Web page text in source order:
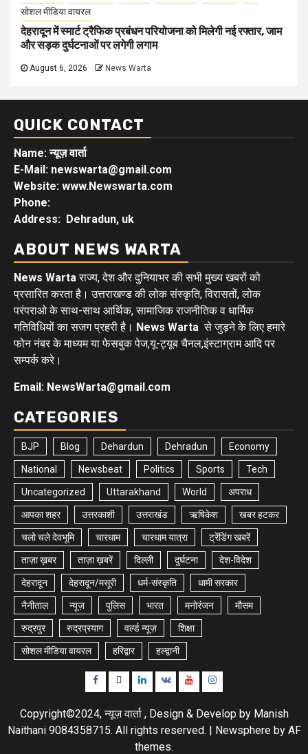
सोशल मीडिया वायरल
देहरादून में स्मार्ट ट्रैफिक प्रबंधन परियोजना को मिलेगी नई रफ्तार, जाम
और सड़क दुर्घटनाओं पर लगेगी लगाम
August 6, 2026 News Warta
QUICK CONTACT
Name: न्यूज़ वार्ता
E-Mail: newswarta@gmail.com
Website: www.Newswarta.com
Phone:
Address: Dehradun, uk
ABOUT NEWS WARTA
News Warta राज्य, देश और दुनियाभर की सभी मुख्य खबरों को
प्रसारित करता है। उत्तराखण्ड की लोक संस्कृति, विरासतों, लोक
परंपराओ के साथ-साथ आर्थिक, सामाजिक राजनीतिक व धार्मिक
गतिविधियों का सजग प्रहरी है। News Warta से जुड़ने के लिए हमारे
फोन नंबर के माध्यम या फेसबुक पेज,यू-ट्यूब चैनल,इंस्टाग्राम आदि पर
सम्पर्क करे।
Email: NewsWarta@gmail.com
CATEGORIES
BJP Blog Dehardun Dehradun Economy
National Newsbeat Politics Sports Tech
Uncategorized Uttarakhand World अपराध
आपका शहर उत्तरकाशी उत्तराखंड ऋषिकेश खबर हटकर
चलो चले देवभूमि चारधाम चारधाम यात्रा ट्रेंडिंग खबरें
ताज़ा ख़बर ताज़ा ख़बरें दिल्ली दुर्घटना देश-विदेश
देहरादून देहरादून/मसूरी धर्म-संस्कृति धामी सरकार
नैनीताल न्यूज़ पुलिस भारत मनोरंजन मौसम
रुद्रपुर रुद्रप्रयाग वर्ल्ड न्यूज़ शिक्षा
सोशल मीडिया वायरल हरिद्वार हल्द्वानी
Facebook
TwitterLinkedin
VK YoutubeInstagram
Copyright©2024, न्यूज़ वार्ता , Design & Develop by Manish
Naithani 9084358715. All rights reserved. | Newsphereby AF
themes.